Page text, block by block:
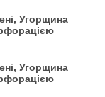
Угорщина
Угорщина